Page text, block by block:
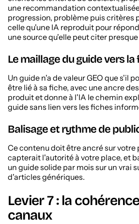
une recommandation
progression, problème puis
celle qu'une IA reproduit pour
une source qu'elle peut citer
Le maillage du guide vers
Un guide n'a de valeur GEO que s'il
être lié à sa fiche, avec une ancre
produit et donne à l'IA le chemin
guide sans lien vers les fiches
Balisage et rythme de
Ce contenu doit être ancré sur
capterait l'autorité à votre place, et
un guide solide par mois sur un vrai
d'articles génériques.
Levier 7 : la
canaux